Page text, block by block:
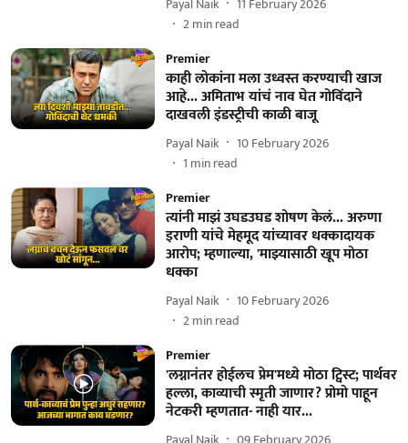
2min read
Premier
काही लोकांना मला उध्वस्त करण्याची खाज
आहे... अमिताभ यांचं नाव घेत गोविंदाने
दाखवली इंडस्ट्रीची काळी बाजू
Payal Naik
10 February 2026
1 min read
Premier
त्यांनी माझं उघडउघड शोषण केलं... अरुणा
इराणी यांचे मेहमूद यांच्यावर धक्कादायक
आरोप; म्हणाल्या, 'माझ्यासाठी खूप मोठा
धक्का
Payal Naik
10 February 2026
2min read
Premier
'लग्नानंतर होईलच प्रेम'मध्ये मोठा ट्विस्ट; पार्थवर
हल्ला, काव्याची स्मृती जाणार? प्रोमो पाहून
नेटकरी म्हणतात- नाही यार...